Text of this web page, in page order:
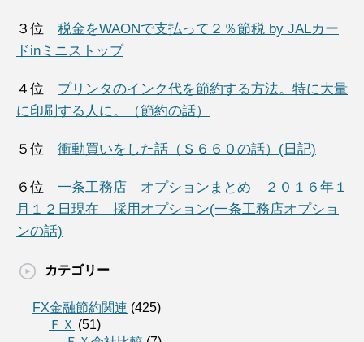
３位 税金をWAONで支払って２％節税 by JALカー
ドinミニストップ
４位 プリンタのインク代を節約する方法。特に大量
に印刷する人に。（節約の話）
５位 衝動買いをした話（Ｓ６６０の話）(日記)
６位 一条工務店 オプションまとめ ２０１６年１
月１２日現在 採用オプション(一条工務店オプショ
ンの話)
カテゴリー
FX金融節約関連 (425)
ＦＸ (51)